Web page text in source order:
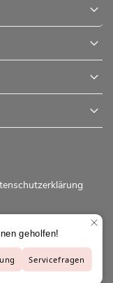
Baustoffe online für